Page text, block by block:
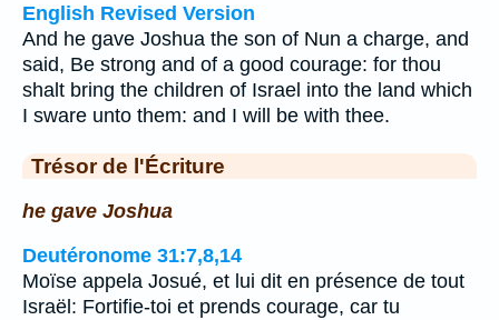
English Revised Version
And he gave Joshua the son of Nun a charge, and
said, Be strong and of a good courage: for thou
shalt bring the children of Israel into the land which
I sware unto them: and I will be with thee.
Trésor de l'Écriture
he gave Joshua
Deutéronome 31:7,8,14
Moïse appela Josué, et lui dit en présence de tout
Israël: Fortifie-toi et prends courage, car tu